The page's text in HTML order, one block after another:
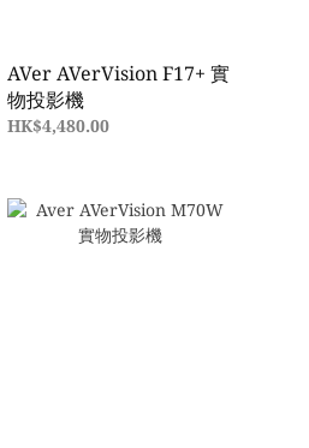
AVer AVerVision F17+ 實
物投影機
HK$4,480.00